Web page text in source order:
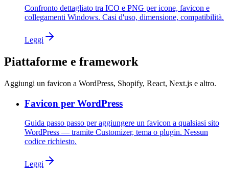
Confronto dettagliato tra ICO e PNG per icone, favicon e
collegamenti Windows. Casi d'uso, dimensione, compatibilità.
Leggi
Piattaforme e framework
Aggiungi un favicon a WordPress, Shopify, React, Next.js e altro.
Favicon per WordPress
Guida passo passo per aggiungere un favicon a qualsiasi sito
WordPress — tramite Customizer, tema o plugin. Nessun
codice richiesto.
Leggi